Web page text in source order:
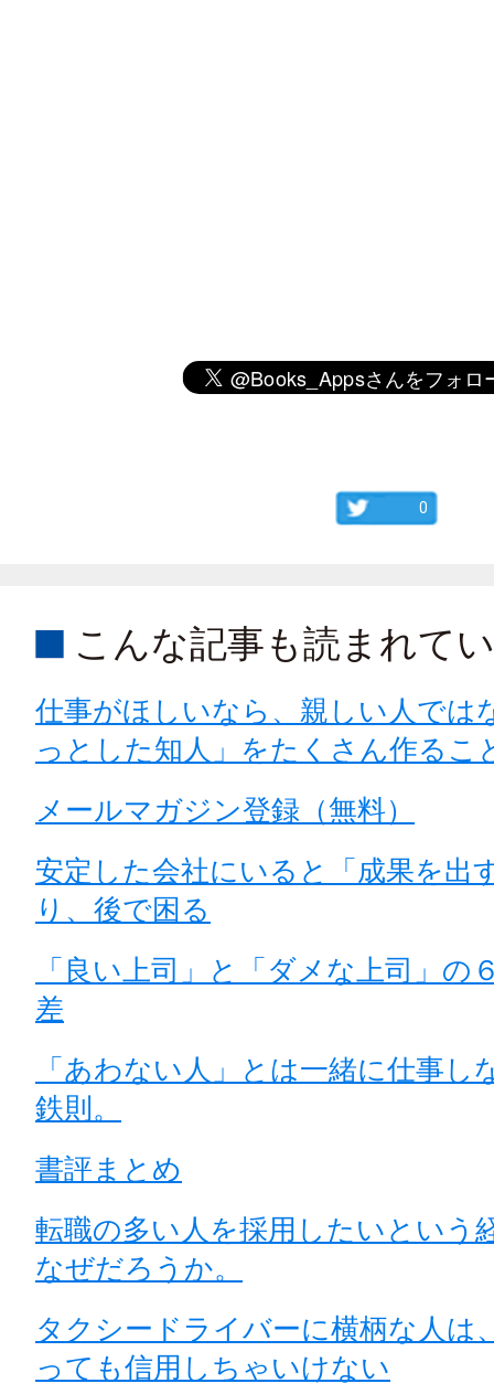
0
こんな記事も読まれて
仕事がほしいなら、親しい人では
っとした知人」をたくさん作るこ
メールマガジン登録（無料）
安定した会社にいると「成果を出
り、後で困る
「良い上司」と「ダメな上司」の
差
「あわない人」とは一緒に仕事し
鉄則。
書評まとめ
転職の多い人を採用したいという
なぜだろうか。
タクシードライバーに横柄な人は
っても信用しちゃいけない